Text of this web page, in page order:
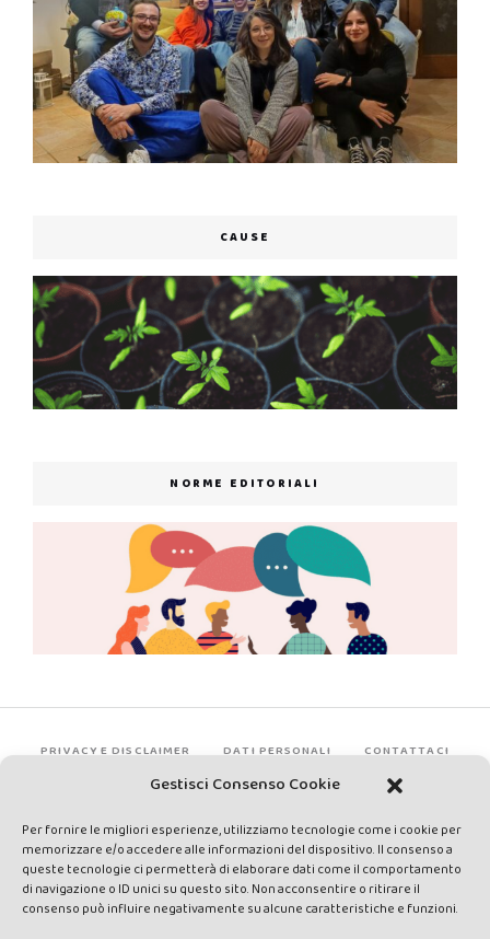
Gestisci Consenso Cookie
Per fornire le migliori esperienze, utilizziamo tecnologie come i cookie per
memorizzare e/o accedere alle informazioni del dispositivo. Il consenso a
queste tecnologie ci permetterà di elaborare dati come il comportamento
di navigazione o ID unici su questo sito. Non acconsentire o ritirare il
consenso può influire negativamente su alcune caratteristiche e funzioni.
CAUSE
NORME EDITORIALI
PRIVACY E DISCLAIMER DATI PERSONALI CONTATTACI